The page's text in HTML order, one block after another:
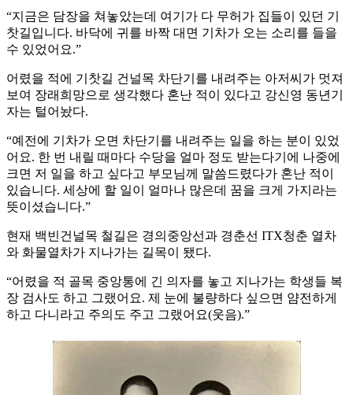
“지금은 담장을 쳐놓았는데 여기가 다 무허가 집들이 있던 기
찻길입니다. 바닥에 귀를 바짝 대면 기차가 오는 소리를 들을
수 있었어요.”
어렸을 적에 기찻길 건널목 차단기를 내려주는 아저씨가 멋져
보여 장래희망으로 생각했다 혼난 적이 있다고 강신영 동년기
자는 털어놨다.
“예전에 기차가 오면 차단기를 내려주는 일을 하는 분이 있었
어요. 한 번 내릴 때마다 수당을 얼마 정도 받는다기에 나중에
크면 저 일을 하고 싶다고 부모님께 말씀드렸다가 혼난 적이
있습니다. 세상에 할 일이 얼마나 많은데 꿈을 크게 가지라는
뜻이셨습니다.”
현재 백빈건널목 철길은 경의중앙선과 경춘선 ITX청춘 열차
와 화물열차가 지나가는 길목이 됐다.
“어렸을 적 골목 중앙통에 긴 의자를 놓고 지나가는 학생들 복
장 검사도 하고 그랬어요. 제 눈에 불량하다 싶으면 얌전하게
하고 다니라고 주의도 주고 그랬어요(웃음).”